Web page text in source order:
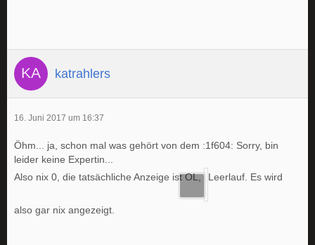
katrahlers
16. Juni 2017 um 16:37
Öhm... ja, schon mal was gehört von dem :1f604: Sorry, bin
leider keine Expertin...
Also nix 0, die tatsächliche Anzeige ist OL, Leerlauf. Es wird
also gar nix angezeigt.